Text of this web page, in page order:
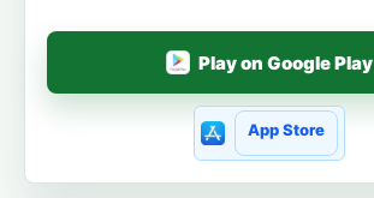
Play on Google Play
App Store